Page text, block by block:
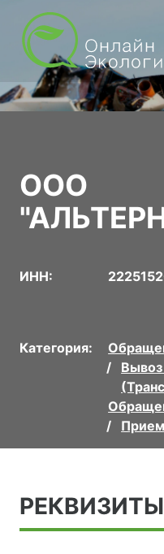
ООО
ИНН:
Категория:
РЕКВИЗИТЫ